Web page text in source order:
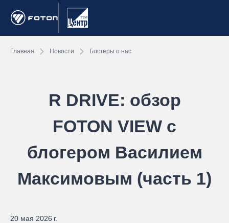
Главная Новости Блогеры о нас
R DRIVE: обзор
FOTON VIEW с
блогером Василием
Максимовым (часть 1)
20 мая 2026 г.